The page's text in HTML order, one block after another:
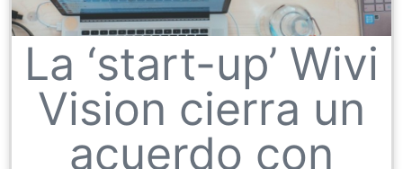
La ‘start-up’ Wivi
Vision cierra un
acuerdo con